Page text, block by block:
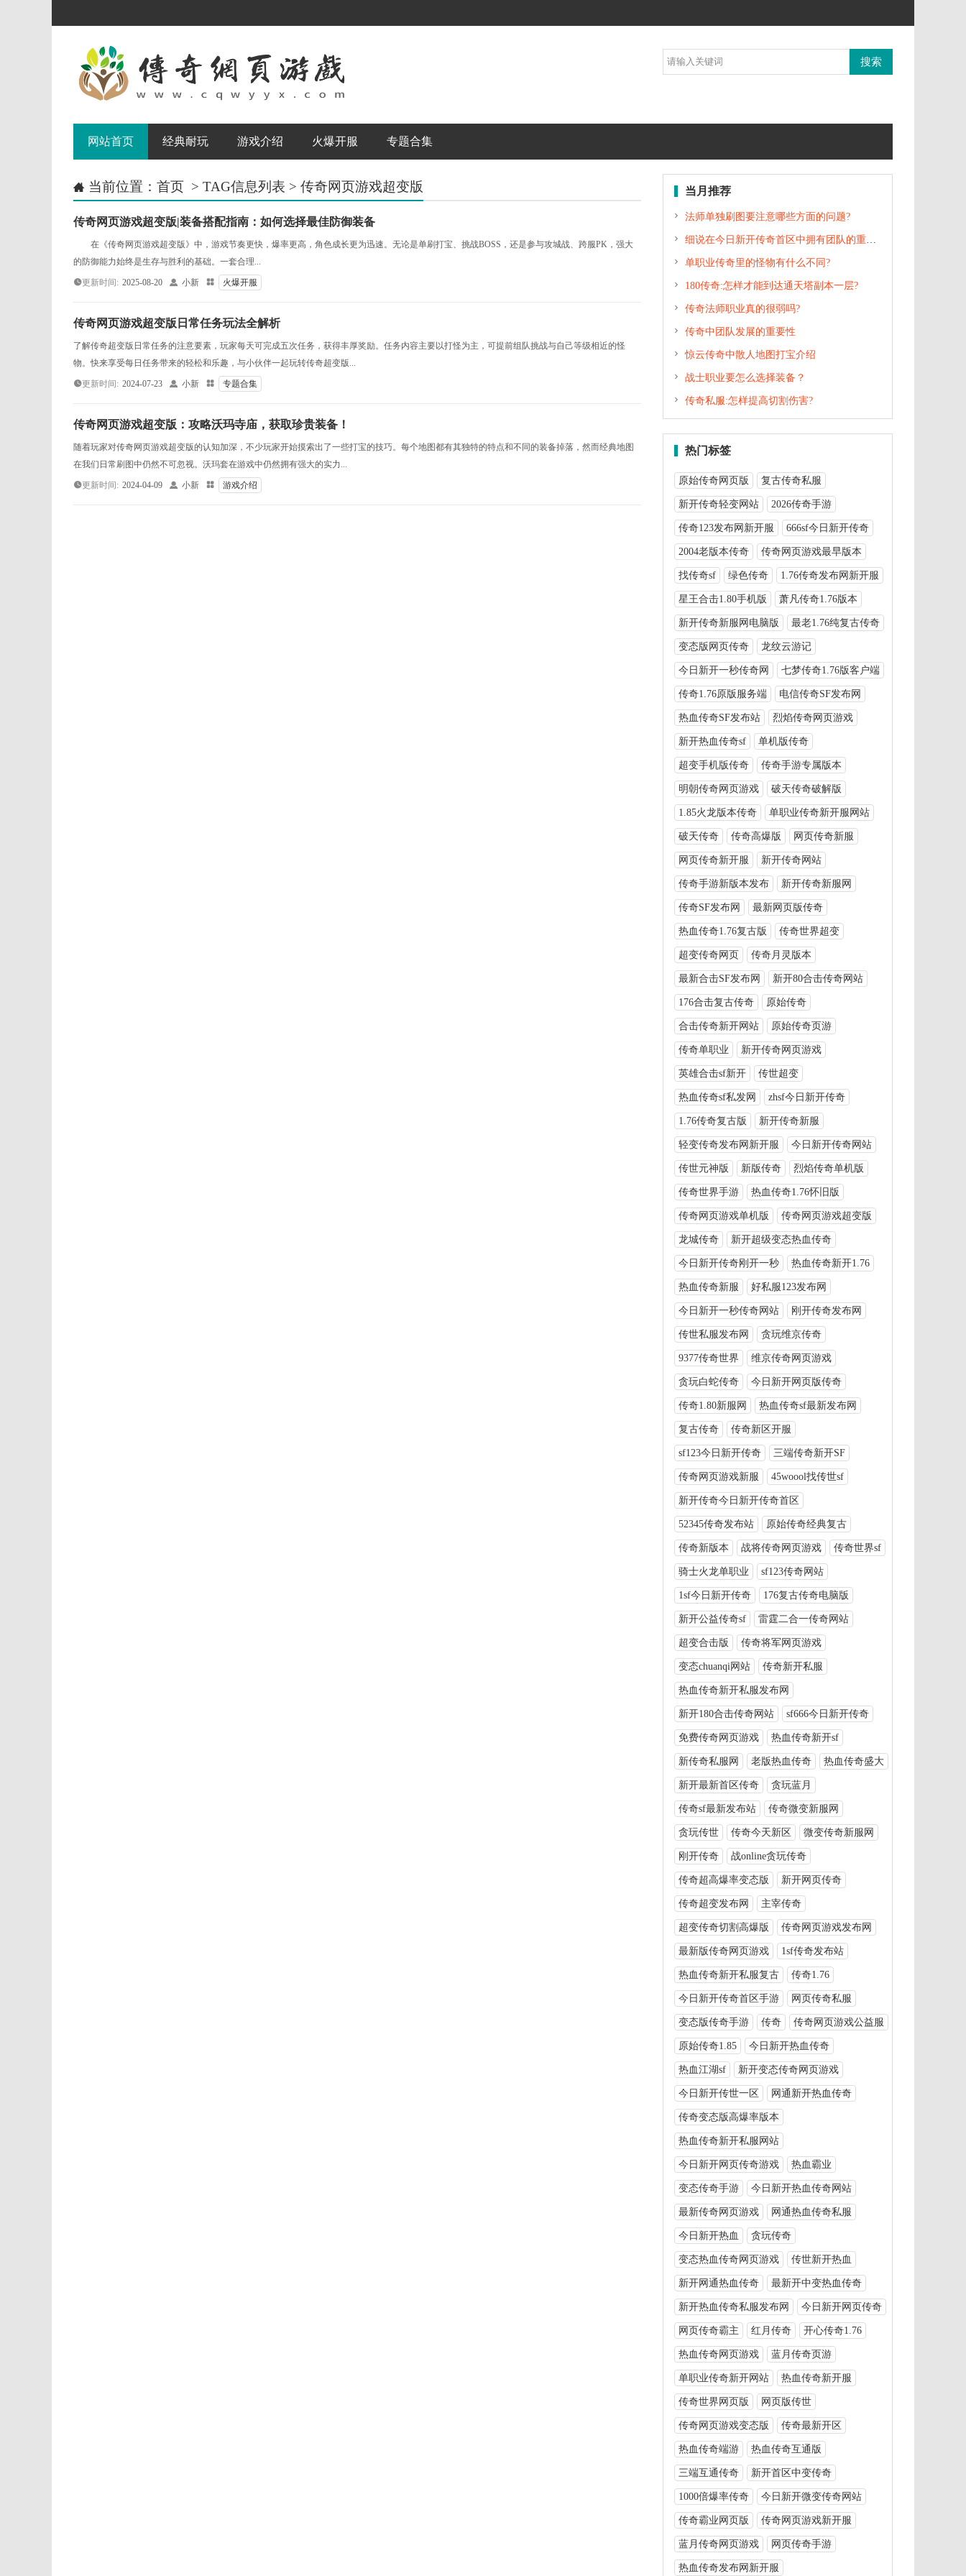
网站首页 经典耐玩 游戏介绍 火爆开服 专题合集
 当前位置： 首页 > TAG信息列表 > 传奇网页游戏超变版
传奇网页游戏超变版|装备搭配指南：如何选择最佳防御装备
在《传奇网页游戏超变版》中，游戏节奏更快，爆率更高，角色成长更为迅速。无论是单刷打宝、挑战BOSS，还是参与攻城战、跨服PK，强大
的防御能力始终是生存与胜利的基础。一套合理...
更新时间: 2025-08-20  小新  火爆开服
传奇网页游戏超变版日常任务玩法全解析
了解传奇超变版日常任务的注意要素，玩家每天可完成五次任务，获得丰厚奖励。任务内容主要以打怪为主，可提前组队挑战与自己等级相近的怪
物。快来享受每日任务带来的轻松和乐趣，与小伙伴一起玩转传奇超变版...
更新时间: 2024-07-23  小新  专题合集
传奇网页游戏超变版：攻略沃玛寺庙，获取珍贵装备！
随着玩家对传奇网页游戏超变版的认知加深，不少玩家开始摸索出了一些打宝的技巧。每个地图都有其独特的特点和不同的装备掉落，然而经典地图
在我们日常刷图中仍然不可忽视。沃玛套在游戏中仍然拥有强大的实力...
更新时间: 2024-04-09  小新  游戏介绍
当月推荐
 法师单独刷图要注意哪些方面的问题?
 细说在今日新开传奇首区中拥有团队的重要性
 单职业传奇里的怪物有什么不同?
 180传奇:怎样才能到达通天塔副本一层?
 传奇法师职业真的很弱吗?
 传奇中团队发展的重要性
 惊云传奇中散人地图打宝介绍
 战士职业要怎么选择装备？
 传奇私服:怎样提高切割伤害?
热门标签
原始传奇网页版 复古传奇私服
新开传奇轻变网站 2026传奇手游
传奇123发布网新开服 666sf今日新开传奇
2004老版本传奇 传奇网页游戏最早版本
找传奇sf 绿色传奇 1.76传奇发布网新开服
星王合击1.80手机版 萧凡传奇1.76版本
新开传奇新服网电脑版 最老1.76纯复古传奇
变态版网页传奇 龙纹云游记
今日新开一秒传奇网 七梦传奇1.76版客户端
传奇1.76原版服务端 电信传奇SF发布网
热血传奇SF发布站 烈焰传奇网页游戏
新开热血传奇sf 单机版传奇
超变手机版传奇 传奇手游专属版本
明朝传奇网页游戏 破天传奇破解版
1.85火龙版本传奇 单职业传奇新开服网站
破天传奇 传奇高爆版 网页传奇新服
网页传奇新开服 新开传奇网站
传奇手游新版本发布 新开传奇新服网
传奇SF发布网 最新网页版传奇
热血传奇1.76复古版 传奇世界超变
超变传奇网页 传奇月灵版本
最新合击SF发布网 新开80合击传奇网站
176合击复古传奇 原始传奇
合击传奇新开网站 原始传奇页游
传奇单职业 新开传奇网页游戏
英雄合击sf新开 传世超变
热血传奇sf私发网 zhsf今日新开传奇
1.76传奇复古版 新开传奇新服
轻变传奇发布网新开服 今日新开传奇网站
传世元神版 新版传奇 烈焰传奇单机版
传奇世界手游 热血传奇1.76怀旧版
传奇网页游戏单机版 传奇网页游戏超变版
龙城传奇 新开超级变态热血传奇
今日新开传奇刚开一秒 热血传奇新开1.76
热血传奇新服 好私服123发布网
今日新开一秒传奇网站 刚开传奇发布网
传世私服发布网 贪玩维京传奇
9377传奇世界 维京传奇网页游戏
贪玩白蛇传奇 今日新开网页版传奇
传奇1.80新服网 热血传奇sf最新发布网
复古传奇 传奇新区开服
sf123今日新开传奇 三端传奇新开SF
传奇网页游戏新服 45woool找传世sf
新开传奇今日新开传奇首区
52345传奇发布站 原始传奇经典复古
传奇新版本 战将传奇网页游戏 传奇世界sf
骑士火龙单职业 sf123传奇网站
1sf今日新开传奇 176复古传奇电脑版
新开公益传奇sf 雷霆二合一传奇网站
超变合击版 传奇将军网页游戏
变态chuanqi网站 传奇新开私服
热血传奇新开私服发布网
新开180合击传奇网站 sf666今日新开传奇
免费传奇网页游戏 热血传奇新开sf
新传奇私服网 老版热血传奇 热血传奇盛大
新开最新首区传奇 贪玩蓝月
传奇sf最新发布站 传奇微变新服网
贪玩传世 传奇今天新区 微变传奇新服网
刚开传奇 战online贪玩传奇
传奇超高爆率变态版 新开网页传奇
传奇超变发布网 主宰传奇
超变传奇切割高爆版 传奇网页游戏发布网
最新版传奇网页游戏 1sf传奇发布站
热血传奇新开私服复古 传奇1.76
今日新开传奇首区手游 网页传奇私服
变态版传奇手游 传奇 传奇网页游戏公益服
原始传奇1.85 今日新开热血传奇
热血江湖sf 新开变态传奇网页游戏
今日新开传世一区 网通新开热血传奇
传奇变态版高爆率版本
热血传奇新开私服网站
今日新开网页传奇游戏 热血霸业
变态传奇手游 今日新开热血传奇网站
最新传奇网页游戏 网通热血传奇私服
今日新开热血 贪玩传奇
变态热血传奇网页游戏 传世新开热血
新开网通热血传奇 最新开中变热血传奇
新开热血传奇私服发布网 今日新开网页传奇
网页传奇霸主 红月传奇 开心传奇1.76
热血传奇网页游戏 蓝月传奇页游
单职业传奇新开网站 热血传奇新开服
传奇世界网页版 网页版传世
传奇网页游戏变态版 传奇最新开区
热血传奇端游 热血传奇互通版
三端互通传奇 新开首区中变传奇
1000倍爆率传奇 今日新开微变传奇网站
传奇霸业网页版 传奇网页游戏新开服
蓝月传奇网页游戏 网页传奇手游
热血传奇发布网新开服